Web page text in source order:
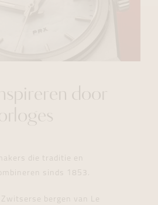
door
die traditie en
sinds 1853.
bergen van Le